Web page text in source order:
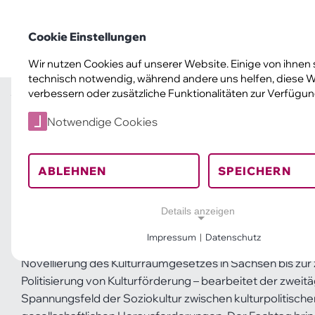
Landesverband Soziokultur
Start
Service & Förderung Fachtag Fachtag Tagungsmappe
JETZT.
Stärken, was uns
Vor dem Hintergrund aktueller kulturpolitischer
Novellierung des Kulturraumgesetzes in Sachsen bis
Politisierung von Kulturförderung – bearbeitet der
Spannungsfeld der Soziokultur zwischen
Cookie Einstellungen
Wir nutzen Cookies auf unserer Website. Einige von ihnen
technisch notwendig, während andere uns helfen, diese
verbessern oder zusätzliche Funktionalitäten zur
Notwendige Cookies
ABLEHNEN SPEICHERN
Details anzeigen
Notwendige Cookies ermöglichen grundlegende
und sind für die einwandfreie Funktion der Website
Impressum | Datenschutz